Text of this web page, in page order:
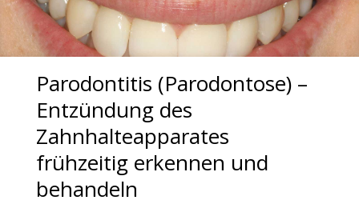
Parodontitis (Parodontose) –
Entzündung des
Zahnhalteapparates
frühzeitig erkennen und
behandeln